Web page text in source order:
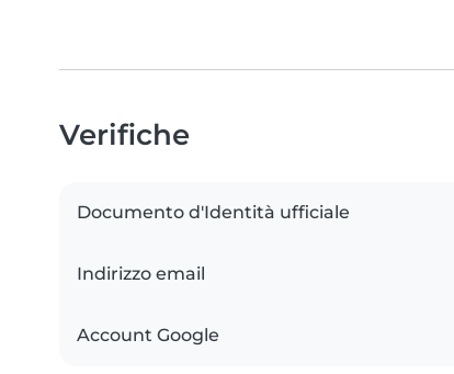
Verifiche
Documento d'Identità ufficiale
Indirizzo email
Account Google